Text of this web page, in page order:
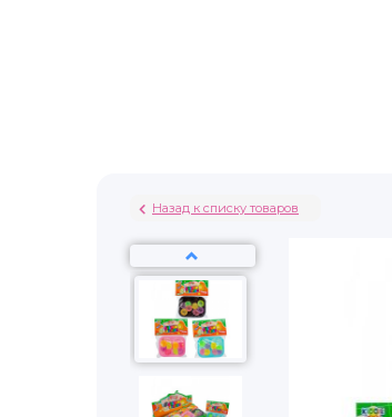
Назад к списку товаров